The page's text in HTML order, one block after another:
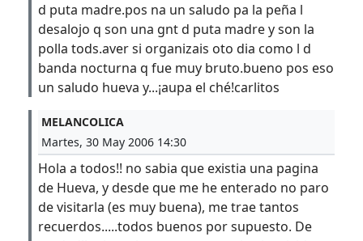
d puta madre.pos na un saludo pa la peña l
desalojo q son una gnt d puta madre y son la
polla tods.aver si organizais oto dia como l d
banda nocturna q fue muy bruto.bueno pos eso
un saludo hueva y...¡aupa el ché!carlitos
MELANCOLICA
Martes, 30 May 2006 14:30
Hola a todos!! no sabia que existia una pagina
de Hueva, y desde que me he enterado no paro
de visitarla (es muy buena), me trae tantos
recuerdos.....todos buenos por supuesto. De